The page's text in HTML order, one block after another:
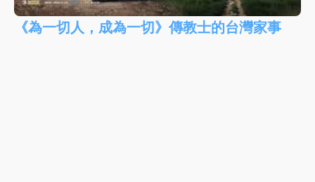
《為一切人，成為一切》傳教士的台灣家事